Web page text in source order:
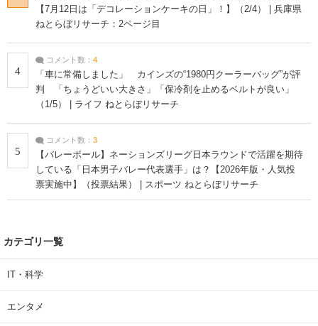
【7月12日は「デコレーションケーキの日」！】（2/4） | 兵庫県
ねとらぼリサーチ：2ページ目
4
コメント数： 4
「車に常備しました」 カインズの“1980円クーラーバッグ”が評
判 「ちょうどいい大きさ」「保冷剤を止めるベルトが良い」
（1/5） | ライフ ねとらぼリサーチ
5
コメント数： 3
【バレーボール】ネーションズリーグ日本ラウンドで活躍を期待
している「日本男子バレー代表選手」は？【2026年版・人気投
票実施中】（投票結果） | スポーツ ねとらぼリサーチ
カテゴリ一覧
IT・科学
エンタメ